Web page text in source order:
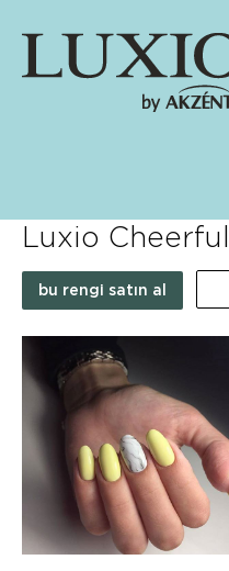
Luxio Cheerful
bu rengi satın al